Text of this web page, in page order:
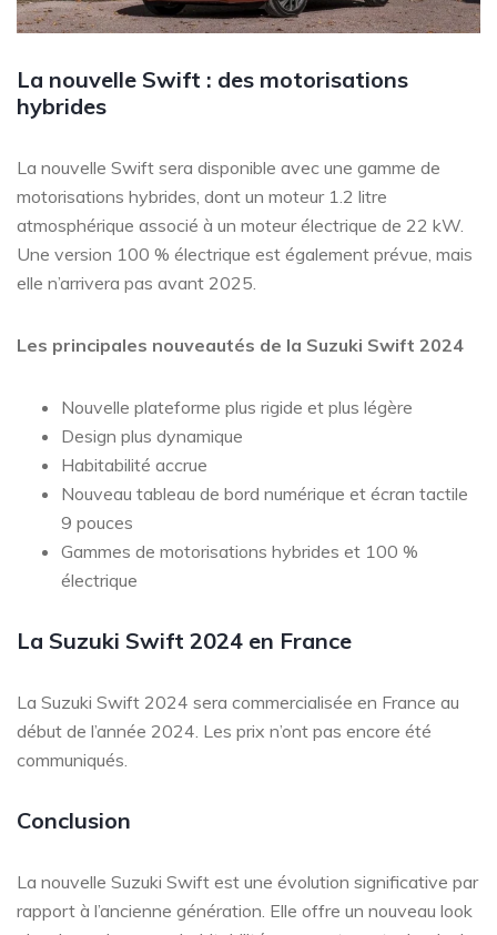
La nouvelle Swift : des motorisations
hybrides
La nouvelle Swift sera disponible avec une gamme de
motorisations hybrides, dont un moteur 1.2 litre
atmosphérique associé à un moteur électrique de 22 kW.
Une version 100 % électrique est également prévue, mais
elle n’arrivera pas avant 2025.
Les principales nouveautés de la Suzuki Swift 2024
Nouvelle plateforme plus rigide et plus légère
Design plus dynamique
Habitabilité accrue
Nouveau tableau de bord numérique et écran tactile
9 pouces
Gammes de motorisations hybrides et 100 %
électrique
La Suzuki Swift 2024 en France
La Suzuki Swift 2024 sera commercialisée en France au
début de l’année 2024. Les prix n’ont pas encore été
communiqués.
Conclusion
La nouvelle Suzuki Swift est une évolution significative par
rapport à l’ancienne génération. Elle offre un nouveau look